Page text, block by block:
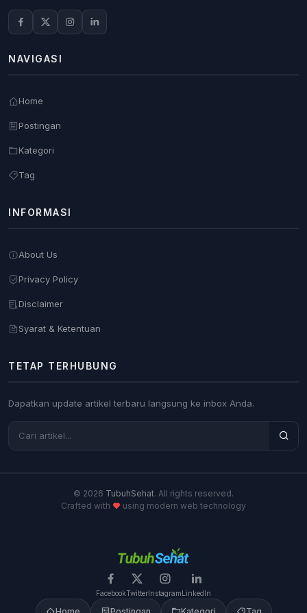
NAVIGASI
Home
Postingan
Kategori
Tag
INFORMASI
About Us
Privacy Policy
Disclaimer
Syarat & Ketentuan
TETAP TERHUBUNG
Dapatkan update artikel terbaru langsung ke inbox Anda.
© 2026 TubuhSehat. All rights reserved.
Crafted with
using modern web technology
FacebookTwitterInstagramLinkedIn